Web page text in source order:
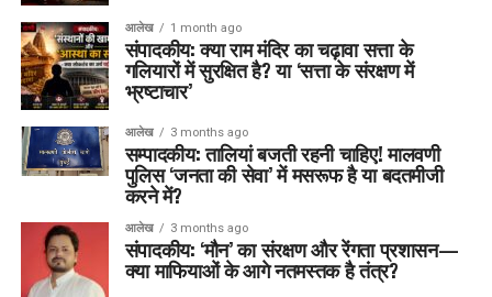
आलेख 1 month ago
संपादकीय: क्या राम मंदिर का चढ़ावा सत्ता के
गलियारों में सुरक्षित है? या ‘सत्ता के संरक्षण में
भ्रष्टाचार’
आलेख 3 months ago
सम्पादकीय: तालियां बजती रहनी चाहिए! मालवणी
पुलिस ‘जनता की सेवा’ में मसरूफ है या बदतमीजी
करने में?
आलेख 3 months ago
संपादकीय: ‘मौन’ का संरक्षण और रेंगता प्रशासन—
क्या माफियाओं के आगे नतमस्तक है तंत्र?